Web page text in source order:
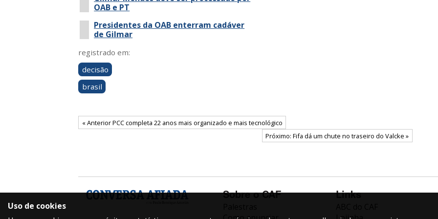
OAB e PT
Presidentes da OAB enterram cadáver
de Gilmar
registrado em:
decisão
brasil
« Anterior PCC completa 22 anos mais organizado e mais tecnológico
Próximo: Fifa dá um chute no traseiro do Valcke »
Sobre o CAF Links
Uso de cookies